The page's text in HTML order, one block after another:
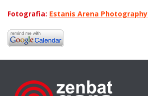
Fotografia: Estanis Arena Photography